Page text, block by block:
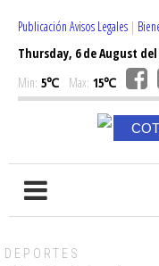
Publicación Avisos Legales |
Thursday, 6 de August del
Min: 5℃ Max: 15℃
DEPORTES